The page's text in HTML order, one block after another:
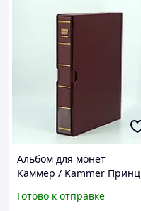
Альбом для монет
Каммер / Kammer Принц
Готово к отправке